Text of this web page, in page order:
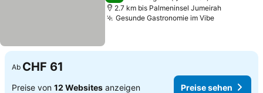
2.7 km bis Palmeninsel Jumeirah
Gesunde Gastronomie im Vibe
Ab CHF 61
Preise von 12 Websites anzeigen Preise sehen